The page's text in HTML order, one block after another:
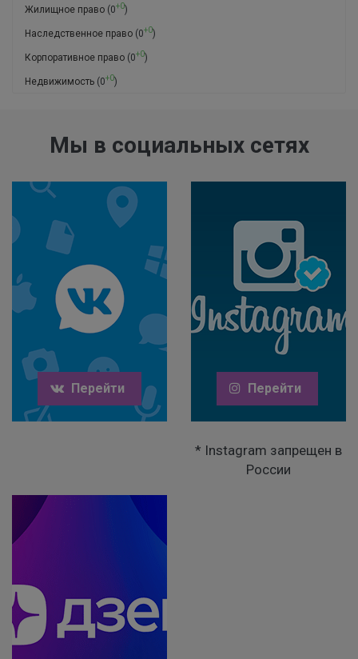
Жилищное право (0+0)
Наследственное право (0+0)
Корпоративное право (0+0)
Недвижимость (0+0)
Мы в социальных сетях
Перейти Перейти
* Instagram запрещен в
России